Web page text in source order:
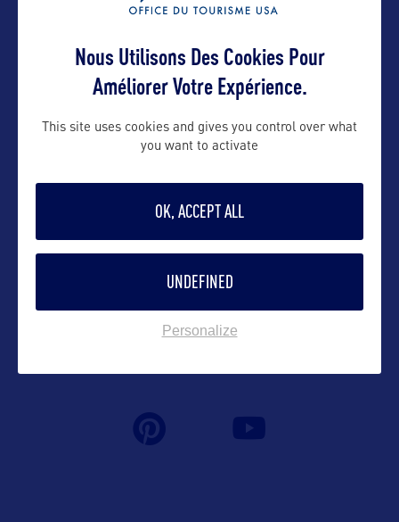
Contact pro
Contact grand public
Nous Utilisons Des Cookies Pour
Améliorer Votre Expérience.
This site uses cookies and gives you control over what
you want to activate
OK, ACCEPT ALL
UNDEFINED
Personalize